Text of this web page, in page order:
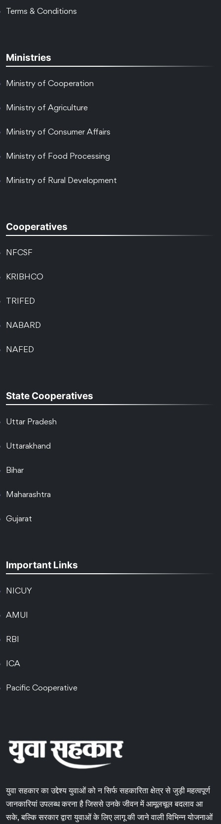
Terms & Conditions
Ministries
Ministry of Cooperation
Ministry of Agriculture
Ministry of Consumer Affairs
Ministry of Food Processing
Ministry of Rural Development
Cooperatives
NFCSF
KRIBHCO
TRIFED
NABARD
NAFED
State Cooperatives
Uttar Pradesh
Uttarakhand
Bihar
Maharashtra
Gujarat
Important Links
NICUY
AMUI
RBI
ICA
Pacific Cooperative
युवा सहकार का उद्देश्य युवाओं को न सिर्फ सहकारिता क्षेत्र से जुड़ी महत्वपूर्ण
जानकारियां उपलब्ध करना है जिससे उनके जीवन में आमूलचूल बदलाव आ
सके, बल्कि सरकार द्वारा युवाओं के लिए लागू की जाने वाली विभिन्न योजनाओं